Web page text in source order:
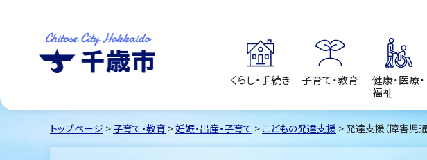
くらし・手続き 子育て・教育
健康・医療・
福祉
トップページ > 子育て・教育 >妊娠・出産・子育て > こどもの発達支援 > 発達支援（障害児